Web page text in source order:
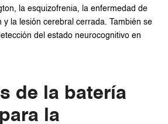
la esquizofrenia, la enfermedad de
y la lesión cerebral cerrada. También se
del estado neurocognitivo en
de la batería
la